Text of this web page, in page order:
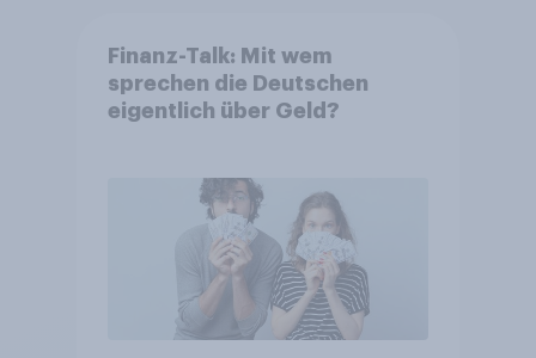
Finanz-Talk: Mit wem
sprechen die Deutschen
eigentlich über Geld?